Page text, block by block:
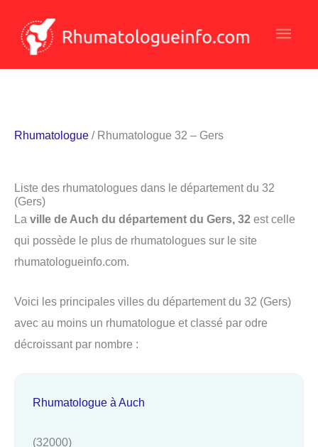
contenu
Rhumatologue / Rhumatologue 32 – Gers
Liste des rhumatologues dans le département du 32
(Gers)
La ville de Auch du département du Gers, 32 est celle
qui possède le plus de rhumatologues sur le site
rhumatologueinfo.com.
Voici les principales villes du département du 32 (Gers)
avec au moins un rhumatologue et classé par odre
décroissant par nombre :
Rhumatologue à Auch
(32000)